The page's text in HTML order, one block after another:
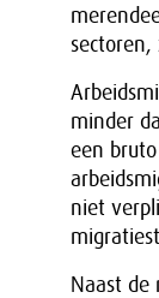
minder
een
niet
Naast de